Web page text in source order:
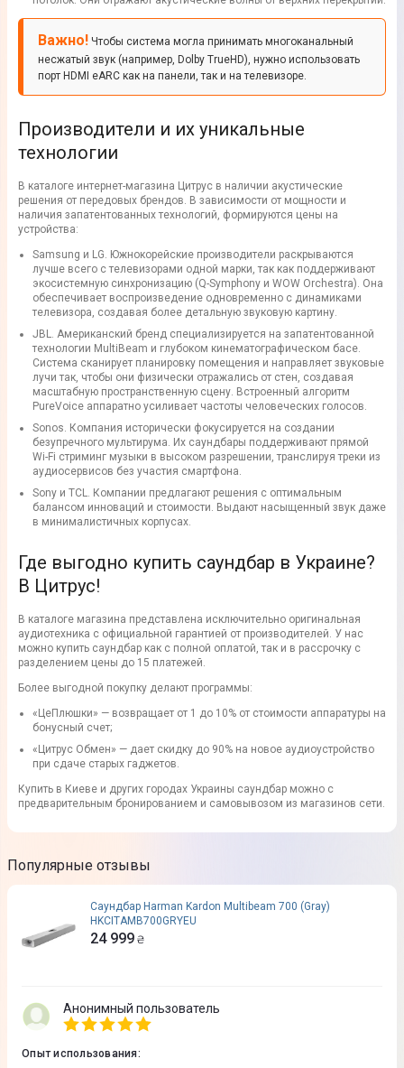
Важно! Чтобы система могла принимать многоканальный
несжатый звук (например, Dolby TrueHD), нужно использовать
порт HDMI eARC как на панели, так и на телевизоре.
Производители и их уникальные
технологии
В каталоге интернет-магазина Цитрус в наличии акустические
решения от передовых брендов. В зависимости от мощности и
наличия запатентованных технологий, формируются цены на
устройства:
Samsung и LG. Южнокорейские производители раскрываются
лучше всего с телевизорами одной марки, так как поддерживают
экосистемную синхронизацию (Q-Symphony и WOW Orchestra). Она
обеспечивает воспроизведение одновременно с динамиками
телевизора, создавая более детальную звуковую картину.
JBL. Американский бренд специализируется на запатентованной
технологии MultiBeam и глубоком кинематографическом басе.
Система сканирует планировку помещения и направляет звуковые
лучи так, чтобы они физически отражались от стен, создавая
масштабную пространственную сцену. Встроенный алгоритм
PureVoice аппаратно усиливает частоты человеческих голосов.
Sonos. Компания исторически фокусируется на создании
безупречного мультирума. Их саундбары поддерживают прямой
Wi-Fi стриминг музыки в высоком разрешении, транслируя треки из
аудиосервисов без участия смартфона.
Sony и TCL. Компании предлагают решения с оптимальным
балансом инноваций и стоимости. Выдают насыщенный звук даже
в минималистичных корпусах.
Где выгодно купить саундбар в Украине?
В Цитрус!
В каталоге магазина представлена исключительно оригинальная
аудиотехника с официальной гарантией от производителей. У нас
можно купить саундбар как с полной оплатой, так и в рассрочку с
разделением цены до 15 платежей.
Более выгодной покупку делают программы:
«ЦеПлюшки» — возвращает от 1 до 10% от стоимости аппаратуры на
бонусный счет;
«Цитрус Обмен» — дает скидку до 90% на новое аудиоустройство
при сдаче старых гаджетов.
Купить в Киеве и других городах Украины саундбар можно с
предварительным бронированием и самовывозом из магазинов сети.
Популярные отзывы
Саундбар Harman Kardon Multibeam 700 (Gray)
HKCITAMB700GRYEU
24 999 ₴
Анонимный пользователь
Опыт использования: